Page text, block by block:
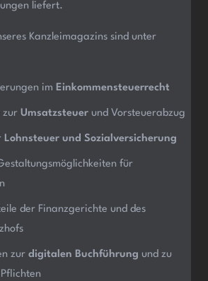
liefert.
Kanzleimagazins sind unter
im Einkommensteuerrecht
zur Umsatzsteuer und Vorsteuerabzug
Lohnsteuer und Sozialversicherung
für
der Finanzgerichte und des
zur digitalen Buchführung und zu